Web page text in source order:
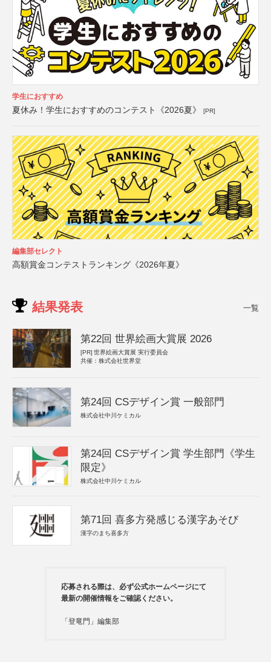
学生におすすめ
夏休み！学生におすすめのコンテスト《2026夏》 [PR]
編集部セレクト
高額賞金コンテストランキング《2026年夏》
結果発表 一覧
第22回 世界絵画大賞展 2026
[PR] 世界絵画大賞展 実行委員会
共催：株式会社世界堂
第24回 CSデザイン賞 一般部門
株式会社中川ケミカル
第24回 CSデザイン賞 学生部門《学生
限定》
株式会社中川ケミカル
第71回 喜多方発感じる漢字あそび
漢字のまち喜多方
応募される際は、必ず公式ホームページにて
最新の開催情報をご確認ください。
「登竜門」編集部